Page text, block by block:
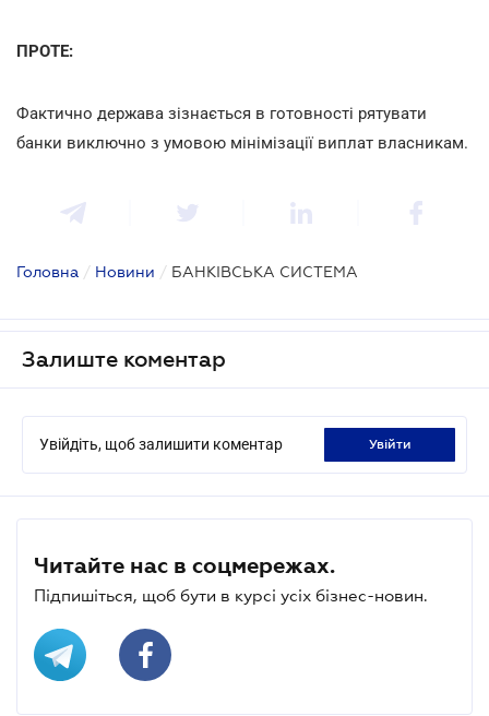
ПРОТЕ:
Фактично держава зізнається в готовності рятувати
банки виключно з умовою мінімізації виплат власникам.
Головна / Новини / БАНКІВСЬКА СИСТЕМА
Залиште коментар
Увійдіть, щоб залишити коментар увійти
Читайте нас в соцмережах.
Підпишіться, щоб бути в курсі усіх бізнес-новин.